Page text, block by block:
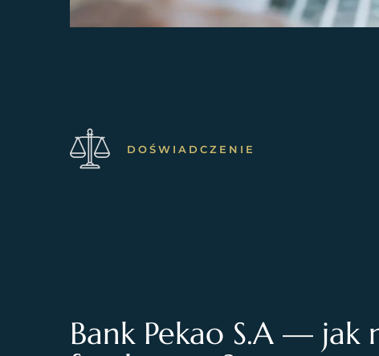
DOŚWIADCZENIE
Bank Pekao S.A —